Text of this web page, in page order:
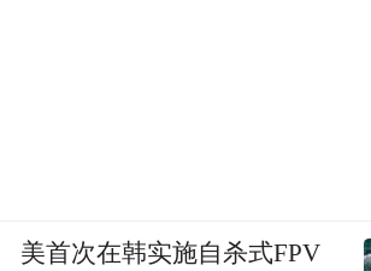
美首次在韩实施自杀式FPV